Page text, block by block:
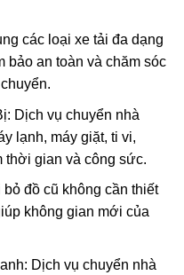
các loại xe tải đa dạng
an toàn và chăm sóc
Dịch vụ chuyển nhà
lạnh, máy giặt, ti vi,
thời gian và công sức.
đồ cũ không cần thiết
không gian mới của
Dịch vụ chuyển nhà